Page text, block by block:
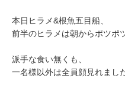
本日ヒラメ&根魚五目船、
前半のヒラメは朝からポツポ
派手な食い無くも、
一名様以外は全員顔見れまし